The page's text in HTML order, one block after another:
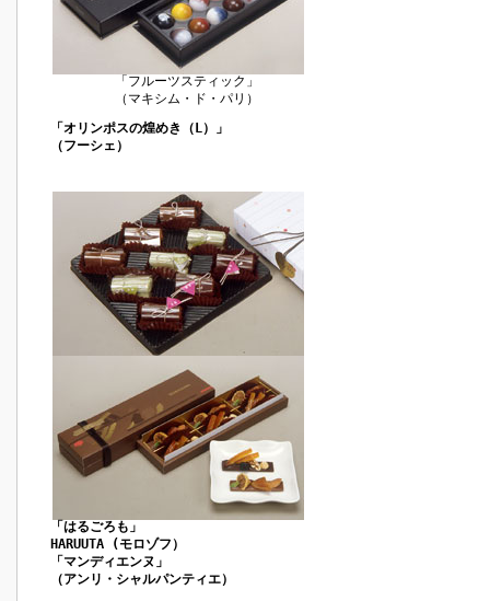
「フルーツスティック」
（マキシム・ド・パリ）
「オリンポスの煌めき（L）」
（フーシェ）
「はるごろも」
HARUUTA (モロゾフ）
「マンディエンヌ」
（アンリ・シャルパンティエ）